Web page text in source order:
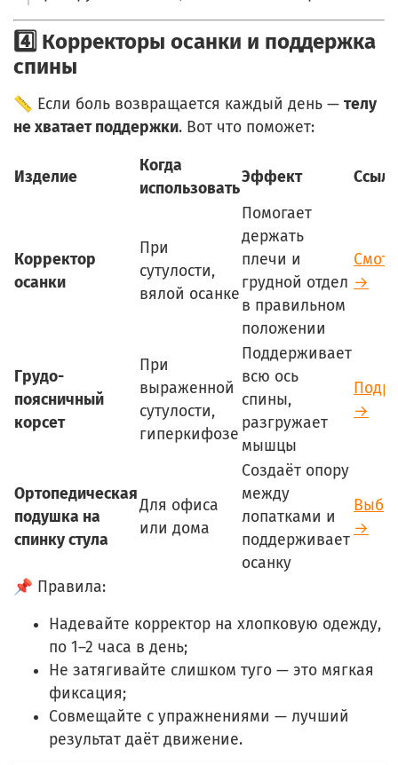
4️⃣ Корректоры осанки и поддержка
спины
📏 Если боль возвращается каждый день — телу
не хватает поддержки. Вот что поможет:
Изделие
Когда
использовать
Эффект
Корректор
осанки
При
сутулости,
вялой осанке
Помогает
держать
плечи и
грудной отдел
в правильном
положении
→
Грудо-
поясничный
корсет
При
выраженной
сутулости,
гиперкифозе
Поддерживает
всю ось
спины,
разгружает
мышцы
→
Ортопедическая
подушка на
спинку стула
Для офиса
или дома
Создаёт опору
между
лопатками и
поддерживает
осанку
→
📌 Правила:
Надевайте корректор на хлопковую одежду,
по 1–2 часа в день;
Не затягивайте слишком туго — это мягкая
фиксация;
Совмещайте с упражнениями — лучший
результат даёт движение.